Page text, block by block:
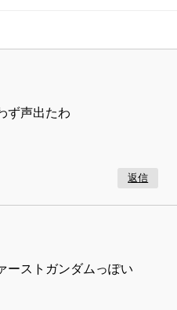
ず声出たわ
返信
ーストガンダムっぽい